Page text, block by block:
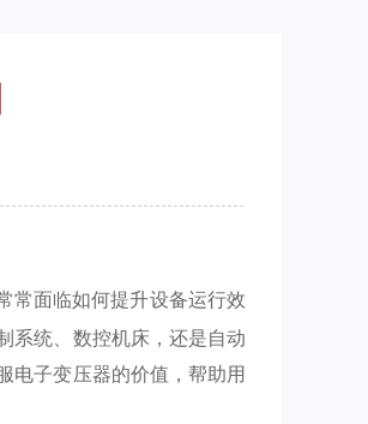
常面临如何提升设备运行效
系统、数控机床，还是自动
电子变压器的价值，帮助用